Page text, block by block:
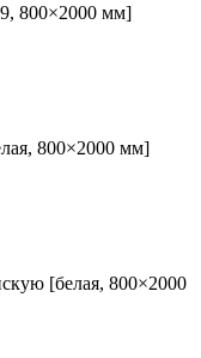
800×2000 мм]
800×2000 мм]
[белая, 800×2000